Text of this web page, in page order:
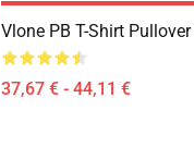
Vlone PB T-Shirt
37,67 € - 44,11 €